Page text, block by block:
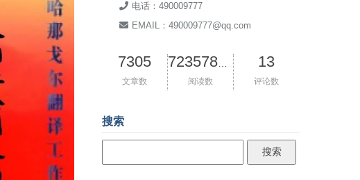
电话：490009777
EMAIL：490009777@qq.com
7305
文章数 阅读数
13
评论数
搜索